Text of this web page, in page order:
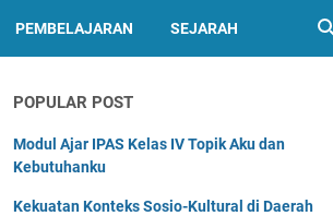
PEMBELAJARAN SEJARAH
POPULAR POST
Modul Ajar IPAS Kelas IV Topik Aku dan
Kebutuhanku
Kekuatan Konteks Sosio-Kultural di Daerah